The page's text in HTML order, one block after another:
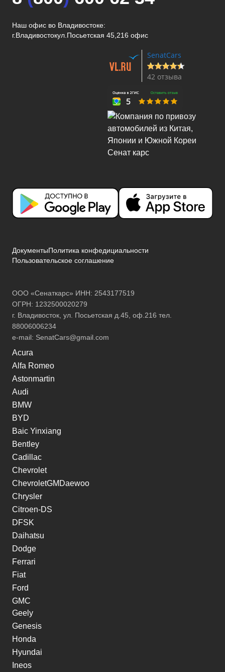
Наш офис во Владивостоке:
г.Владивостокул.Посьетская 45,216 офис
SenatCars
42 отзыва
ДокументыПолитика конфедициальности
Пользовательское соглашение
ООО «Сенаткарс» ИНН: 2543177519
ОГРН: 1232500020279
г. Владивосток, ул. Посьетская д.45, оф.216 тел.
88006006234
e-mail: SenatCars@gmail.com
Acura
Alfa Romeo
Astonmartin
Audi
BMW
BYD
Baic Yinxiang
Bentley
Cadillac
Chevrolet
ChevroletGMDaewoo
Chrysler
Citroen-DS
DFSK
Daihatsu
Dodge
Ferrari
Fiat
Ford
GMC
Geely
Genesis
Honda
Hyundai
Ineos